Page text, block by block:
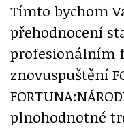
Tímto bychom
přehodnocení
profesionálním
znovuspuštění
plnohodnotné